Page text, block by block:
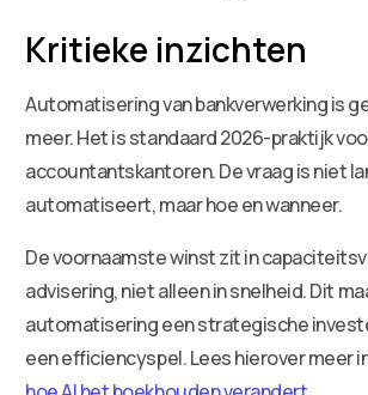
Kritieke inzichten
Automatisering van bankverwerking is
meer. Het is standaard 2026-praktijk
accountantskantoren. De vraag is niet
automatiseert, maar hoe en wanneer.
De voornaamste winst zit in
advisering, niet alleen in snelheid. Dit
automatisering een strategische
een efficiencyspel. Lees hierover meer